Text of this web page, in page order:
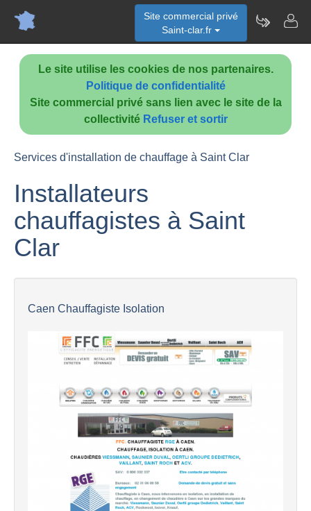
Le site utilise les cookies de nos partenaires.
Politique de confidentialité
Site commercial privé sans lien avec le site de la
collectivité Refuser et sortir
Site commercial privé
Saint-clar.fr
Services d'installation de chauffage à Saint Clar
Installateurs
chauffagistes à Saint
Clar
Caen Chauffagiste Isolation